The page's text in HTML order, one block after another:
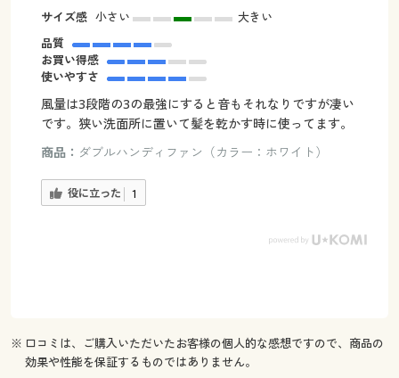
サイズ感 小さい
大きい
品質
お買い得感
使いやすさ
風量は3段階の3の最強にすると音もそれなりですが凄い
です。狭い洗面所に置いて髪を乾かす時に使ってます。
商品： ダブルハンディファン（カラー：ホワイト）
役に立った 1
※ 口コミは、ご購入いただいたお客様の個人的な感想ですので、商品の
効果や性能を保証するものではありません。